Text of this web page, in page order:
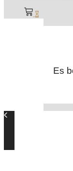
0
Es